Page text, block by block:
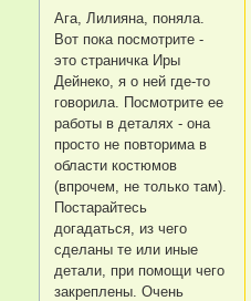
Ага, Лилияна, поняла.
Вот пока посмотрите -
это страничка Иры
Дейнеко, я о ней где-то
говорила. Посмотрите ее
работы в деталях - она
просто не повторима в
области костюмов
(впрочем, не только там).
Постарайтесь
догадаться, из чего
сделаны те или иные
детали, при помощи чего
закреплены. Очень